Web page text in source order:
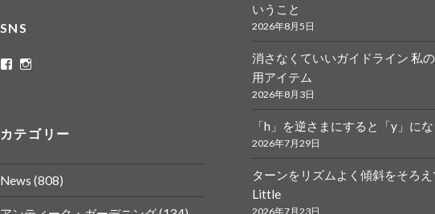
いうこと
2026年8月5日
消さなくていいガイドライン 私
用アイテム
2026年8月3日
「h」を逆さまにすると「y」にな
2026年7月29日
ターンをリズムよく傾斜をそろえ
Little
2026年7月23日
SNS
ritaflower.calligraphy
ロ
フ
ー
ル
rita_ym
ロ
フ
ー
ル
カテゴリー
News (808)